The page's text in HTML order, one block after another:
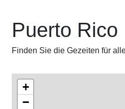
Puerto Rico
Finden Sie die Gezeiten für
+
−